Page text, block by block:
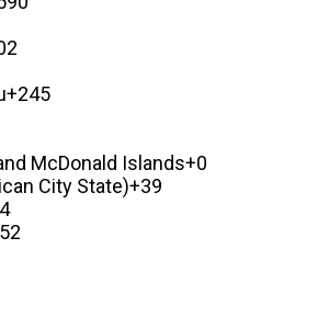
+245
McDonald Islands+0
City State)+39